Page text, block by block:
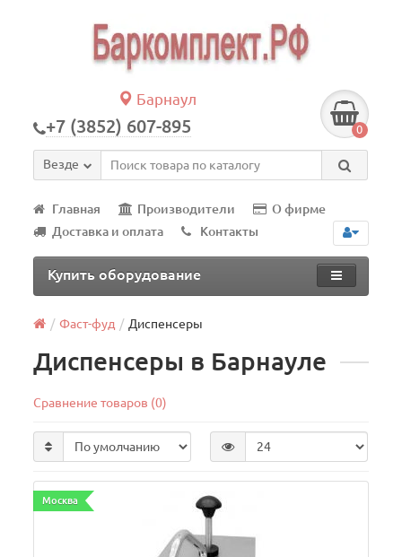
Барнаул
+7 (3852) 607-895 0
Везде
Главная Производители
О фирме
Доставка и оплата
Контакты
Купить оборудование
Фаст-фуд Диспенсеры
Диспенсеры в Барнауле
Сравнение товаров (0)
Москва